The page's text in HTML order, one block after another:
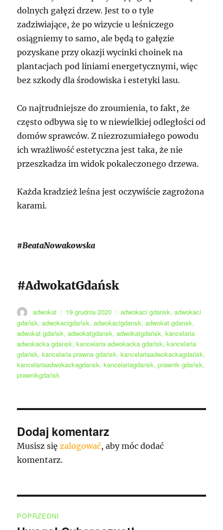
dolnych gałęzi drzew. Jest to o tyle
zadziwiające, że po wizycie u leśniczego
osiągniemy to samo, ale będą to gałęzie
pozyskane przy okazji wycinki choinek na
plantacjach pod liniami energetycznymi, więc
bez szkody dla środowiska i estetyki lasu.
Co najtrudniejsze do zroumienia, to fakt, że
często odbywa się to w niewielkiej odległości od
domów sprawców. Z niezrozumiałego powodu
ich wrażliwość estetyczna jest taka, że nie
przeszkadza im widok pokaleczonego drzewa.
Każda kradzież leśna jest oczywiście zagrożona
karami.
#BeataNowakowska
#AdwokatGdańsk
Autor
adwokat
Data
publikacji
19 grudnia 2020 Tagi
adwokaci gdansk,adwokaci
gdańsk,adwokacigdańsk,adwokacigdansk,adwokat gdansk,
adwokat gdańsk,adwokatgdansk,adwokatgdańsk,kancelaria
adwokacka gdansk,kancelaria adwokacka gdańsk,kancelaria
gdańsk,kancelaria prawna gdańsk,kancelariaadwokackagdańsk,
kancelariaadwokackagdansk,kancelariagdansk,prawnik gdańsk,
prawnikgdańsk
Dodaj komentarz
Musisz się zalogować, aby móc dodać
komentarz.
POPRZEDNI